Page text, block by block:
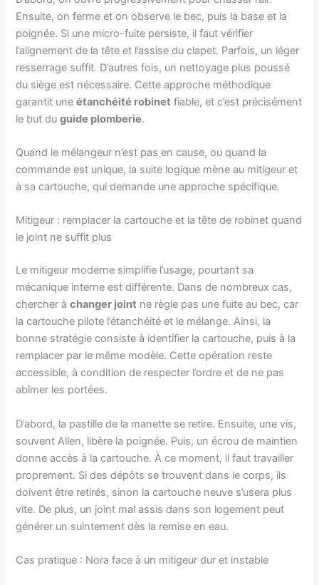
Ensuite, on ferme et on observe le bec, puis la base et la
poignée. Si une micro-fuite persiste, il faut vérifier
l’alignement de la tête et l’assise du clapet. Parfois, un léger
resserrage suffit. D’autres fois, un nettoyage plus poussé
du siège est nécessaire. Cette approche méthodique
garantit uneétanchéité robinet fiable, et c’est précisément
le but duguide plomberie.
Quand le mélangeur n’est pas en cause, ou quand la
commande est unique, la suite logique mène au mitigeur et
à sa cartouche, qui demande une approche spécifique.
Mitigeur : remplacer la cartouche et la tête de robinet quand
le joint ne suffit plus
Le mitigeur moderne simplifie l’usage, pourtant sa
mécanique interne est différente. Dans de nombreux cas,
chercher àchanger joint ne règle pas une fuite au bec, car
la cartouche pilote l’étanchéité et le mélange. Ainsi, la
bonne stratégie consiste à identifier la cartouche, puis à la
remplacer par le même modèle. Cette opération reste
accessible, à condition de respecter l’ordre et de ne pas
abîmer les portées.
D’abord, la pastille de la manette se retire. Ensuite, une vis,
souvent Allen, libère la poignée. Puis, un écrou de maintien
donne accès à la cartouche. À ce moment, il faut travailler
proprement. Si des dépôts se trouvent dans le corps, ils
doivent être retirés, sinon la cartouche neuve s’usera plus
vite. De plus, un joint mal assis dans son logement peut
générer un suintement dès la remise en eau.
Cas pratique : Nora face à un mitigeur dur et instable